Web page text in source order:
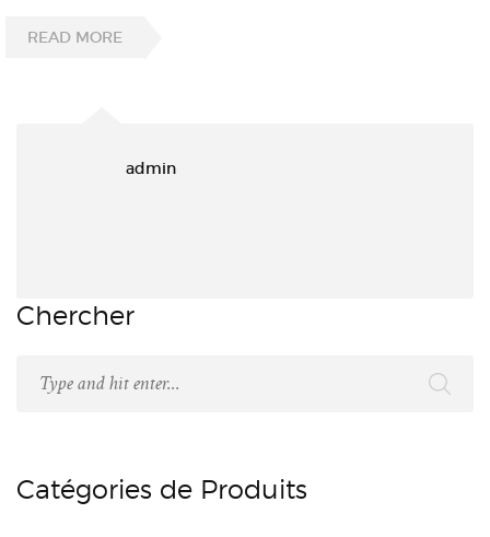
READ MORE
admin
Chercher
Catégories de Produits